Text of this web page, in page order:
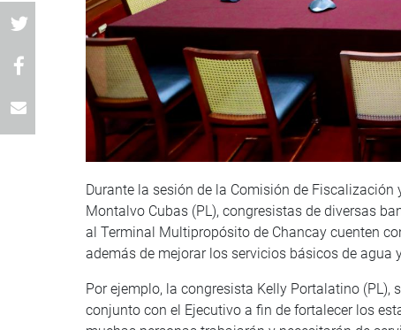
Durante la sesión de la Comisión de
Montalvo Cubas (PL), congresistas de diversas
al Terminal Multipropósito de Chancay cuenten
además de mejorar los servicios básicos de agua
Por ejemplo, la congresista Kelly Portalatino (PL),
conjunto con el Ejecutivo a fin de fortalecer los